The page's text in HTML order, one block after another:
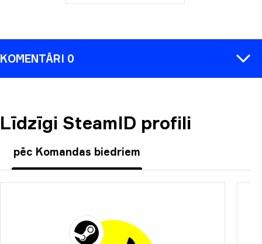
KOMENTĀRI 0
KOMENTĒT
Līdzīgi SteamID profili
pēc Komandas biedriem